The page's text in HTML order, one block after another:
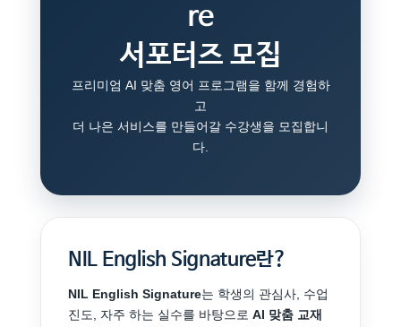
Re
서포터즈 모집
프리미엄 AI 맞춤 영어 프로그램을 함께 경험하
고
더 나은 서비스를 만들어갈 수강생을 모집합니
다.
NIL English Signature란?
NIL English Signature는 학생의 관심사, 수업
진도, 자주 하는 실수를 바탕으로 AI 맞춤 교재